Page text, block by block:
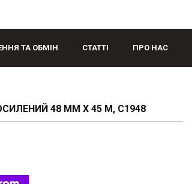
ТА ОБМІН СТАТТІ ПРО НАС
48 ММ X 45 М, C1948